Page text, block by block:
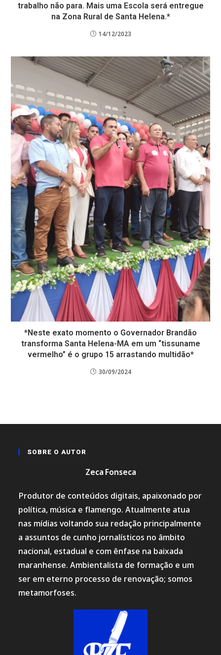
trabalho não para. Mais uma Escola será entregue
na Zona Rural de Santa Helena.*
14/12/2023
*Neste exato momento o Governador Brandão
transforma Santa Helena-MA em um “tissuname
vermelho” é o grupo 15 arrastando multidão*
30/09/2024
SOBRE O AUTOR
Zeca Fonseca
Produtor de conteúdos digitais, apaixonado por
política, música e flamengo. Atualmente atua
nas mídias voltando sua redação principalmente
a assuntos de cunho jornalísticos no âmbito
nacional, estadual e com ênfase na baixada
maranhense. Ambientalista de formação e um
ser em eterno processo de renovação; somos
metamorfoses.